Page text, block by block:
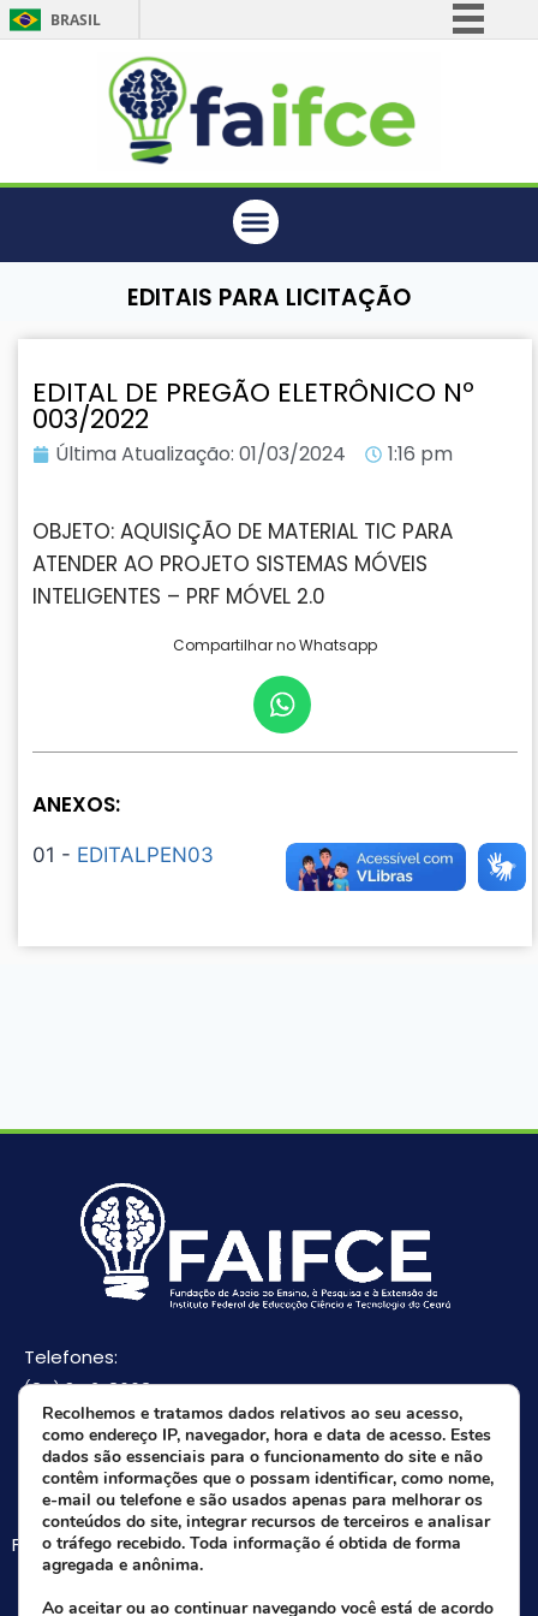
BRASIL
Participe
EDITAIS PARA LICITAÇÃO
EDITAL DE PREGÃO ELETRÔNICO Nº
003/2022
Última Atualização: 01/03/2024 1:16 pm
OBJETO: AQUISIÇÃO DE MATERIAL TIC PARA
ATENDER AO PROJETO SISTEMAS MÓVEIS
INTELIGENTES – PRF MÓVEL 2.0
Compartilhar no Whatsapp
ANEXOS:
01 - EDITALPEN03
Telefones:
(85) 3512-8668
(85) 9 8165-0582(Whatsapp)
E-mail:
faifce@faifce.ifce.edu.br
Fale agora com nossa equipe:
Whatsapp da FAIFCE
Recolhemos e tratamos dados relativos ao seu acesso,
como endereço IP, navegador, hora e data de acesso. Estes
dados são essenciais para o funcionamento do site e não
contêm informações que o possam identificar, como nome,
e-mail ou telefone e são usados apenas para melhorar os
conteúdos do site, integrar recursos de terceiros e analisar
o tráfego recebido. Toda informação é obtida de forma
agregada e anônima.
Ao aceitar ou ao continuar navegando você está de acordo